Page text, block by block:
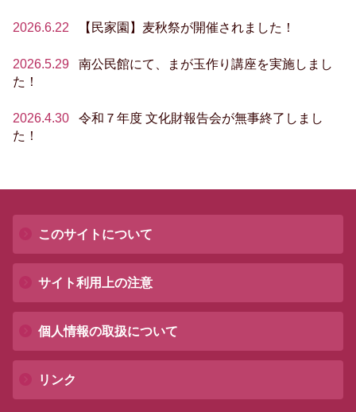
2026.6.22 【民家園】麦秋祭が開催されました！
2026.5.29
南公民館にて、まが玉作り講座を実施しまし
た！
2026.4.30
令和７年度 文化財報告会が無事終了しまし
た！
このサイトについて
サイト利用上の注意
個人情報の取扱について
リンク